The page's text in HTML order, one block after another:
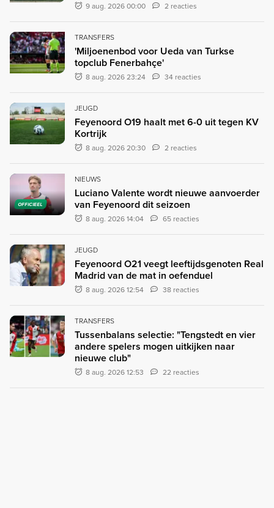
9 aug. 2026 00:00 2 reacties
TRANSFERS
'Miljoenenbod voor Ueda van Turkse
topclub Fenerbahçe'
8 aug. 2026 23:24 34 reacties
JEUGD
Feyenoord O19 haalt met 6-0 uit tegen KV
Kortrijk
8 aug. 2026 20:30 2 reacties
OFFICIEEL
NIEUWS
Luciano Valente wordt nieuwe aanvoerder
van Feyenoord dit seizoen
8 aug. 2026 14:04 65 reacties
JEUGD
Feyenoord O21 veegt leeftijdsgenoten Real
Madrid van de mat in oefenduel
8 aug. 2026 12:54 38 reacties
TRANSFERS
Tussenbalans selectie: "Tengstedt en vier
andere spelers mogen uitkijken naar
nieuwe club"
8 aug. 2026 12:53 22 reacties